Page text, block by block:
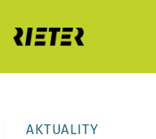
AKTUALITY